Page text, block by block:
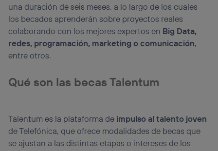
una duración de seis meses, a lo largo de los cuales
los becados aprenderán sobre proyectos reales
colaborando con los mejores expertos en Big Data,
redes, programación, marketing o comunicación,
entre otros.
Qué son las becas Talentum
Talentum es la plataforma de impulso al talento joven
de Telefónica, que ofrece modalidades de becas que
se ajustan a las distintas etapas o intereses de los